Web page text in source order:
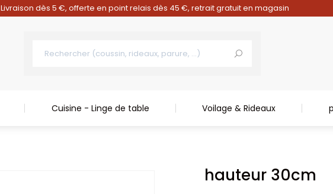
Livraison dès 5 €, offerte en point relais dès 45 €, retrait gratuit en magasin
Cuisine - Linge de table Voilage & Rideaux
hauteur 30cm